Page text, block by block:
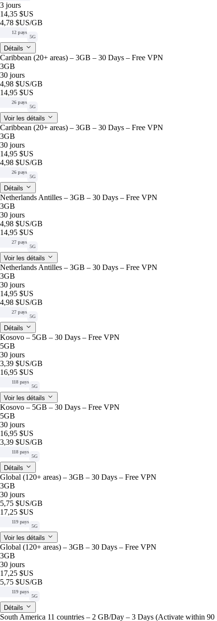
3 jours
14,35 $US
4,78 $US/GB
12 pays
5G
Détails
Caribbean (20+ areas) – 3GB – 30 Days – Free VPN
3GB
30 jours
4,98 $US/GB
14,95 $US
26 pays
5G
Voir les détails
Caribbean (20+ areas) – 3GB – 30 Days – Free VPN
3GB
30 jours
14,95 $US
4,98 $US/GB
26 pays
5G
Détails
Netherlands Antilles – 3GB – 30 Days – Free VPN
3GB
30 jours
4,98 $US/GB
14,95 $US
27 pays
5G
Voir les détails
Netherlands Antilles – 3GB – 30 Days – Free VPN
3GB
30 jours
14,95 $US
4,98 $US/GB
27 pays
5G
Détails
Kosovo – 5GB – 30 Days – Free VPN
5GB
30 jours
3,39 $US/GB
16,95 $US
118 pays
5G
Voir les détails
Kosovo – 5GB – 30 Days – Free VPN
5GB
30 jours
16,95 $US
3,39 $US/GB
118 pays
5G
Détails
Global (120+ areas) – 3GB – 30 Days – Free VPN
3GB
30 jours
5,75 $US/GB
17,25 $US
119 pays
5G
Voir les détails
Global (120+ areas) – 3GB – 30 Days – Free VPN
3GB
30 jours
17,25 $US
5,75 $US/GB
119 pays
5G
Détails
South America 11 countries – 2 GB/Day – 3 Days (Activate within 90